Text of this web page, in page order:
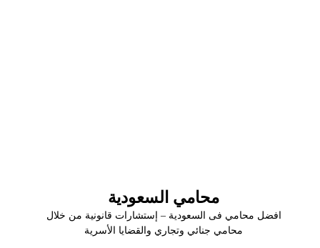
محامي السعودية
افضل محامي فى السعودية – إستشارات قانونية من خلال
محامي جنائي وتجاري والقضايا الأسرية